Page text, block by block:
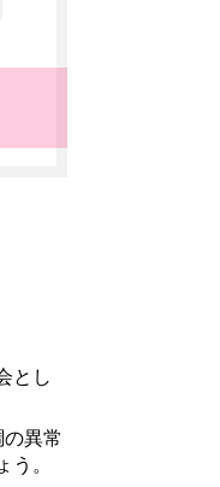
とし
異常
。